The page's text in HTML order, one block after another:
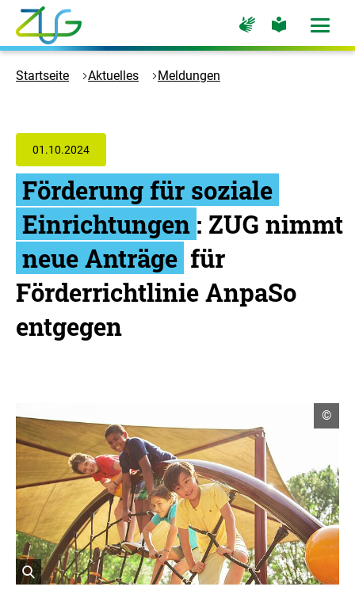
Zum
Hauptinhalt
springen
Logo
Zukunft
Zur
Startseite
Zur
Seite
Gebärdensprache
Zur
Seite
leichte
Menü
Startseite Aktuelles Meldungen
01.10.2024
Förderung für soziale
Einrichtungen : ZUG nimmt
neue Anträge für
Förderrichtlinie AnpaSo
entgegen
C
o
i
g
h
t
I
n
r
©